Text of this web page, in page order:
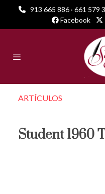
913 665 886 · 661 579
Facebook
ARTÍCULOS
Student 1960